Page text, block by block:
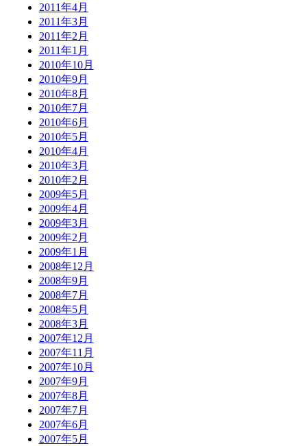
2011年4月
2011年3月
2011年2月
2011年1月
2010年10月
2010年9月
2010年8月
2010年7月
2010年6月
2010年5月
2010年4月
2010年3月
2010年2月
2009年5月
2009年4月
2009年3月
2009年2月
2009年1月
2008年12月
2008年9月
2008年7月
2008年5月
2008年3月
2007年12月
2007年11月
2007年10月
2007年9月
2007年8月
2007年7月
2007年6月
2007年5月